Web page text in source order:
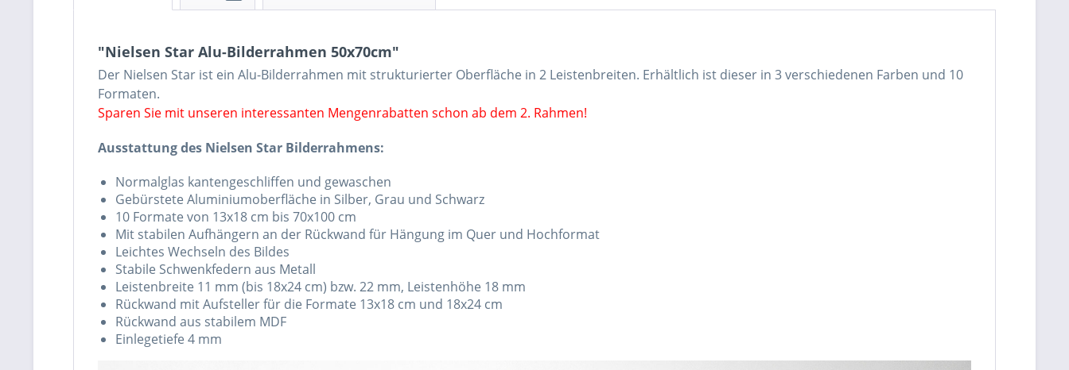
"Nielsen Star Alu-Bilderrahmen 50x70cm"
Der Nielsen Star ist ein Alu-Bilderrahmen mit strukturierter Oberfläche in 2 Leistenbreiten. Erhältlich ist dieser in 3 verschiedenen Farben und 10
Formaten.
Sparen Sie mit unseren interessanten Mengenrabatten schon ab dem 2. Rahmen!
Ausstattung des Nielsen Star Bilderrahmens:
Normalglas kantengeschliffen und gewaschen
Gebürstete Aluminiumoberfläche in Silber, Grau und Schwarz
10 Formate von 13x18 cm bis 70x100 cm
Mit stabilen Aufhängern an der Rückwand für Hängung im Quer und Hochformat
Leichtes Wechseln des Bildes
Stabile Schwenkfedern aus Metall
Leistenbreite 11 mm (bis 18x24 cm) bzw. 22 mm, Leistenhöhe 18 mm
Rückwand mit Aufsteller für die Formate 13x18 cm und 18x24 cm
Rückwand aus stabilem MDF
Einlegetiefe 4 mm